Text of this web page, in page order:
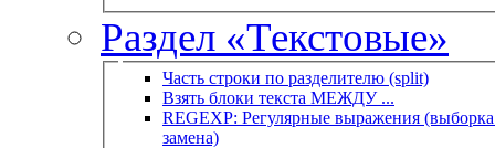
Раздел «Текстовые»
Часть строки по разделителю (split)
Взять блоки текста МЕЖДУ ...
REGEXP: Регулярные выражения
замена)